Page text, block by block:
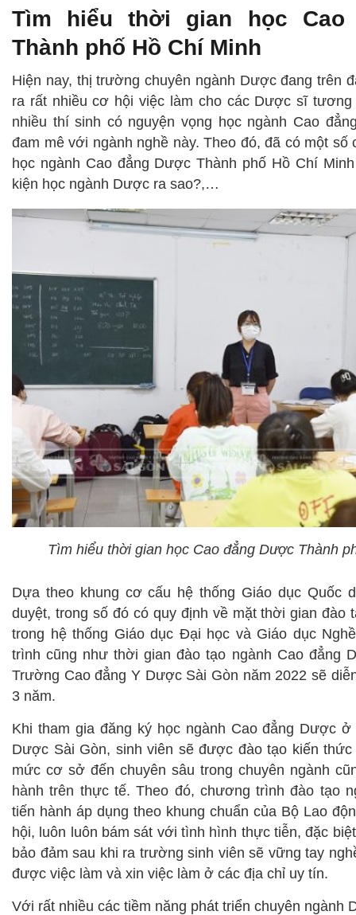
Tìm hiểu thời gian học Cao
Thành phố Hồ Chí Minh
Hiện nay, thị trường chuyên ngành Dược đang trên
ra rất nhiều cơ hội việc làm cho các Dược sĩ
nhiều thí sinh có nguyện vọng học ngành Cao
đam mê với ngành nghề này. Theo đó, đã có một số
học ngành Cao đẳng Dược Thành phố Hồ Chí
kiện học ngành Dược ra sao?,…
Tìm hiểu thời gian học Cao đẳng Dược Thành
Dựa theo khung cơ cấu hệ thống Giáo dục Quốc
duyệt, trong số đó có quy định về mặt thời gian đào
trong hệ thống Giáo dục Đại học và Giáo dục
trình cũng như thời gian đào tạo ngành Cao đẳng
Trường Cao đẳng Y Dược Sài Gòn năm 2022 sẽ
3 năm.
Khi tham gia đăng ký học ngành Cao đẳng Dược
Dược Sài Gòn, sinh viên sẽ được đào tạo kiến
mức cơ sở đến chuyên sâu trong chuyên ngành
hành trên thực tế. Theo đó, chương trình đào tạo
tiến hành áp dụng theo khung chuẩn của Bộ Lao
hội, luôn luôn bám sát với tình hình thực tiễn, đặc
bảo đảm sau khi ra trường sinh viên sẽ vững tay
được việc làm và xin việc làm ở các địa chỉ uy tín.
Với rất nhiều các tiềm năng phát triển chuyên ngành